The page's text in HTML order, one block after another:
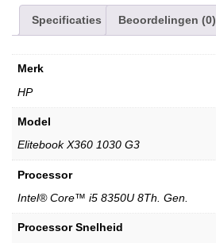
Specificaties Beoordelingen (0)
Merk
HP
Model
Elitebook X360 1030 G3
Processor
Intel® Core™ i5 8350U 8Th. Gen.
Processor Snelheid